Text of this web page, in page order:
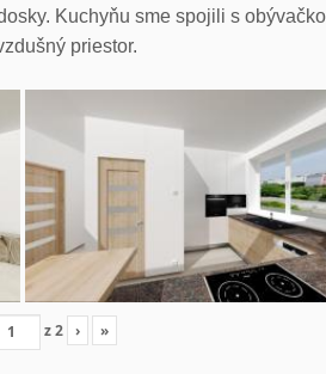
Kuchyňu sme spojili s
priestor.
z2 › »